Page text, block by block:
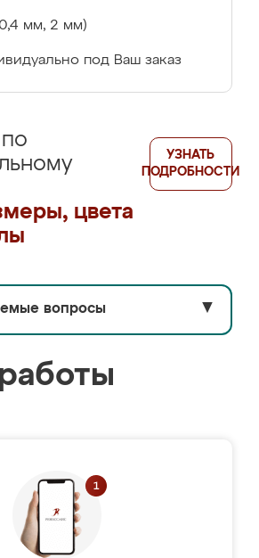
мм, 2 мм)
под Ваш заказ
цвета
УЗНАТЬ
ПОДРОБНОСТИ
вопросы ▼